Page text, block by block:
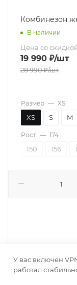
Комбинезон
В наличии
Цена со
19 990 ₽/шт
28 990₽/шт
Размер — XS
XS S M
Рост — 174
150 156
У вас включен
работал